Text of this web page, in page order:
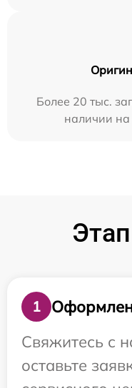
Более 20 тыс.
наличии на
1
Свяжитесь с
оставьте